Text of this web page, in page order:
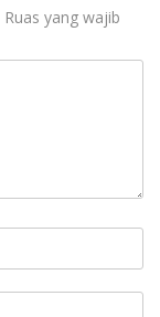
Ruas yang wajib